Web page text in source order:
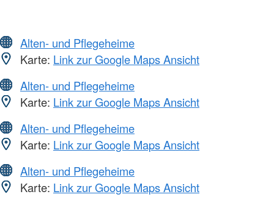
Alten- und Pflegeheime
Karte: Link zur Google Maps Ansicht
Alten- und Pflegeheime
Karte: Link zur Google Maps Ansicht
Alten- und Pflegeheime
Karte: Link zur Google Maps Ansicht
Alten- und Pflegeheime
Karte: Link zur Google Maps Ansicht